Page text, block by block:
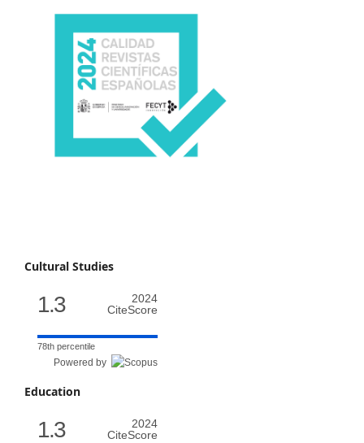
Cultural Studies
1.3
2024
CiteScore
78th percentile
Powered by
Education
1.3
2024
CiteScore